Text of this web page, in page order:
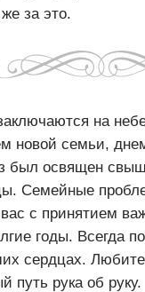
за это.
на
новой семьи,
освящен
Семейные
с принятием
годы. Всегда
сердцах.
путь рука об руку.